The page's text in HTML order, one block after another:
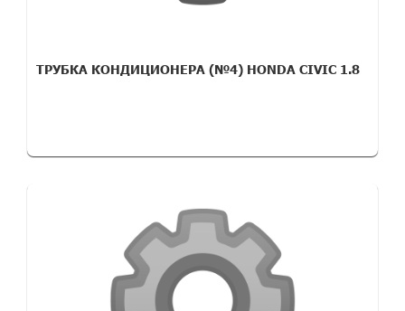
ТРУБКА КОНДИЦИОНЕРА (№4) HONDA CIVIC 1.8